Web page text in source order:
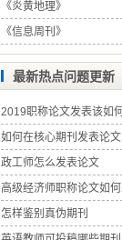
《炎黄地理》
《信息周刊 》
最新热点问题更新
2019职称论文发表该如
如何在核心期刊发表论文
政工师怎么发表论文
高级经济师职称论文如何
怎样鉴别真伪期刊